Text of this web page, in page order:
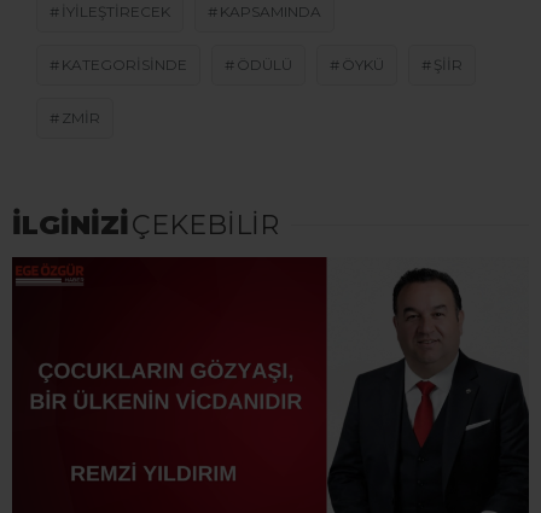
IYILEŞTIRECEK KAPSAMINDA
KATEGORISINDE ÖDÜLÜ ÖYKÜ ŞIIR
ZMIR
İLGİNİZİÇEKEBİLİR